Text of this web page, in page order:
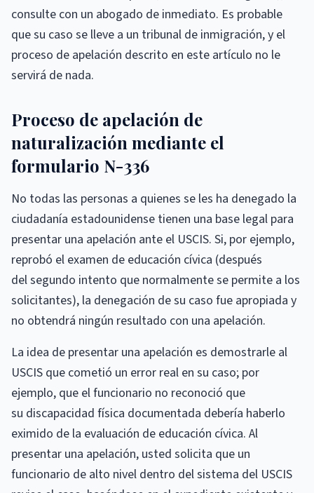
consulte con un abogado de inmediato. Es probable
que su caso se lleve a un tribunal de inmigración, y el
proceso de apelación descrito en este artículo no le
servirá de nada.
Proceso de apelación de
naturalización mediante el
formulario N-336
No todas las personas a quienes se les ha denegado la
ciudadanía estadounidense tienen una base legal para
presentar una apelación ante el USCIS. Si, por ejemplo,
reprobó el examen de educación cívica (después
del segundo intento que normalmente se permite a los
solicitantes), la denegación de su caso fue apropiada y
no obtendrá ningún resultado con una apelación.
La idea de presentar una apelación es demostrarle al
USCIS que cometió un error real en su caso; por
ejemplo, que el funcionario no reconoció que
su discapacidad física documentada debería haberlo
eximido de la evaluación de educación cívica. Al
presentar una apelación, usted solicita que un
funcionario de alto nivel dentro del sistema del USCIS